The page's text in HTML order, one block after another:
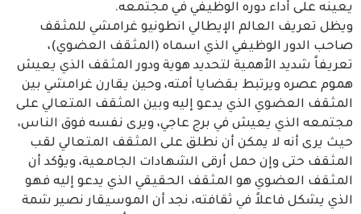
يعينه على أداء دوره الوظيفي في مجتمعه.
ويظل تعريف العالم الإيطالي انطونيو غرامشي للمثقف
صاحب الدور الوظيفي الذي اسماه (المثقف العضوي)،
تعريفاً شديد الأهمية لتحديد هوية ودور المثقف الذي يعيش
هموم عصره ويرتبط بقضايا أمته، وحين يقارن غرامشي بين
المثقف العضوي الذي يدعو إليه وبين المثقف المتعالي على
مجتمعه الذي يعيش في برج عاجي، ويرى نفسه فوق الناس،
حيث يرى أنه لا يمكن أن نطلق على المثقف المتعالي لقب
المثقف حتى وإن حمل أرقى الشهادات الجامعية، ويؤكد أن
المثقف العضوي هو المثقف الحقيقي الذي يدعو إليه فهو
الذي يشكل فاعلاً في ثقافته، نجد أن الموسيقار نصير شمة